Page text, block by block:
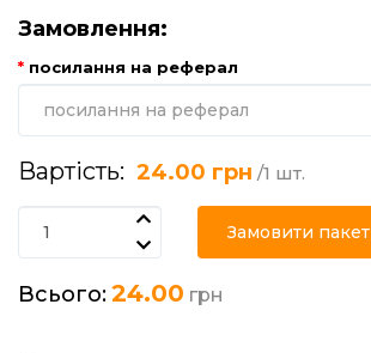
Замовлення:
посилання на реферал
Вартість: 24.00 грн /1 шт.
Замовити пакет
Всього:24.00 грн